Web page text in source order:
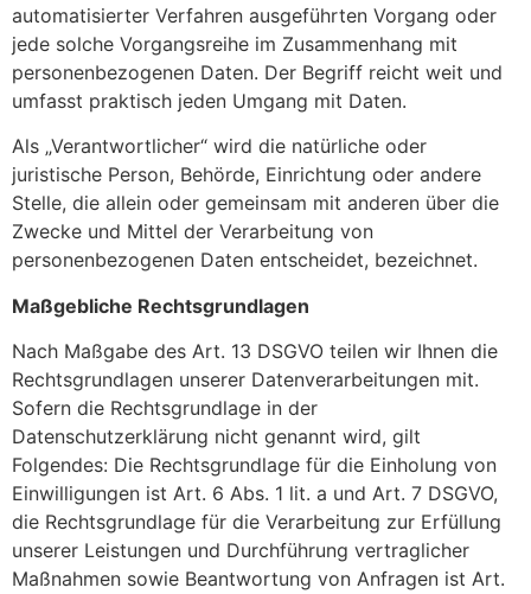
automatisierter Verfahren ausgeführten Vorgang oder
jede solche Vorgangsreihe im Zusammenhang mit
personenbezogenen Daten. Der Begriff reicht weit und
umfasst praktisch jeden Umgang mit Daten.
Als „Verantwortlicher“ wird die natürliche oder
juristische Person, Behörde, Einrichtung oder andere
Stelle, die allein oder gemeinsam mit anderen über die
Zwecke und Mittel der Verarbeitung von
personenbezogenen Daten entscheidet, bezeichnet.
Maßgebliche Rechtsgrundlagen
Nach Maßgabe des Art. 13 DSGVO teilen wir Ihnen die
Rechtsgrundlagen unserer Datenverarbeitungen mit.
Sofern die Rechtsgrundlage in der
Datenschutzerklärung nicht genannt wird, gilt
Folgendes: Die Rechtsgrundlage für die Einholung von
Einwilligungen ist Art. 6 Abs. 1 lit. a und Art. 7 DSGVO,
die Rechtsgrundlage für die Verarbeitung zur Erfüllung
unserer Leistungen und Durchführung vertraglicher
Maßnahmen sowie Beantwortung von Anfragen ist Art.